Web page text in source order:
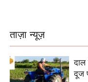
ताज़ा न्यूज़
दाल
दूज